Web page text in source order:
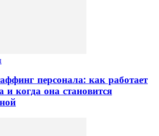
персонала: как работает
и когда она становится